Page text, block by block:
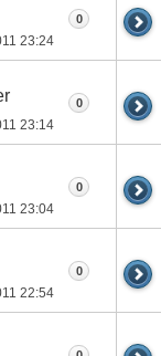
23:24
0
23:14
0
23:04
0
22:54
0